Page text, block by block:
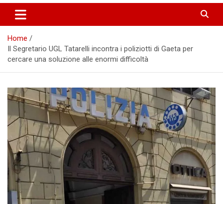
Home
Il Segretario UGL Tatarelli incontra i poliziotti di Gaeta per
cercare una soluzione alle enormi difficoltà